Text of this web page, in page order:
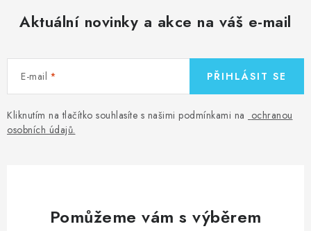
Aktuální novinky a akce na váš e-mail
E-mail
Kliknutím na tlačítko souhlasíte s našimi podmínkami na ochranou
osobních údajů.
PŘIHLÁSIT SE
Pomůžeme vám s výběrem